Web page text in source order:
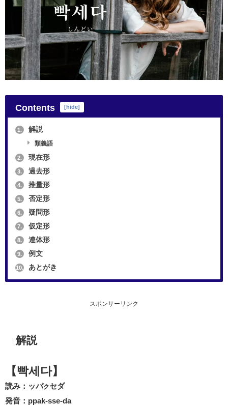
Contents [hide]
1. 解説
類義語
2. 現在形
3. 過去形
4. 推量形
5. 否定形
6. 疑問形
7. 仮定形
8. 連体形
9. 例文
10. あとがき
スポンサーリンク
解説
【빡세다】
読み：ッパクセダ
発音：ppak-sse-da